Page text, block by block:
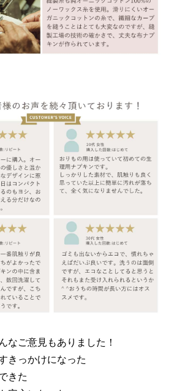
なご意見もありました！
きっかけになった
きた